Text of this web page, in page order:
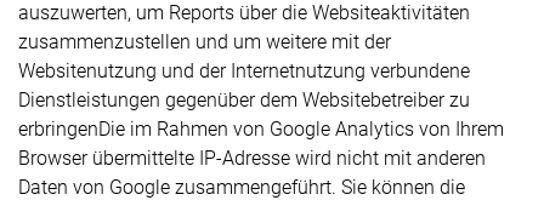
auszuwerten, um Reports über die Websiteaktivitäten
zusammenzustellen und um weitere mit der
Websitenutzung und der Internetnutzung verbundene
Dienstleistungen gegenüber dem Websitebetreiber zu
erbringenDie im Rahmen von Google Analytics von Ihrem
Browser übermittelte IP-Adresse wird nicht mit anderen
Daten von Google zusammengeführt. Sie können die